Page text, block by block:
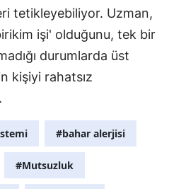
Bartın
Ardahan
Karabük
tetikleyebiliyor. Uzman,
işi' olduğunu, tek bir
durumlarda üst
kişiyi rahatsız
#bahar alerjisi
#Mutsuzluk